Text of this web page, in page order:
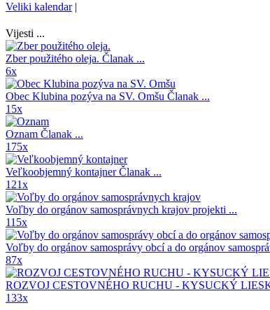
Veliki kalendar|
Vijesti ...
Zber použitého oleja. Članak ...
6x
Obec Klubina pozýva na SV. Omšu Članak ...
15x
Oznam Članak ...
175x
Veľkoobjemný kontajnerČlanak ...
121x
Voľby do orgánov samosprávnych krajov projekti ...
115x
Voľby do orgánov samosprávy obcí a do orgánov
87x
ROZVOJ CESTOVNÉHO RUCHU - KYSUCKÝ
133x